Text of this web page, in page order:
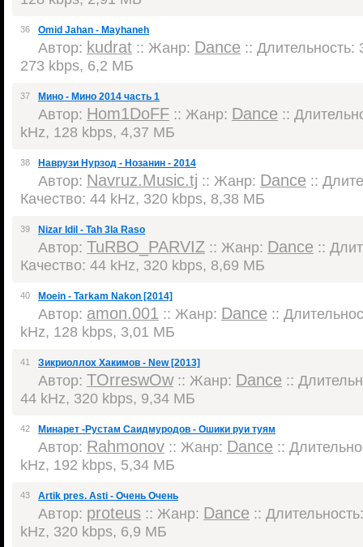
36 Omid Jahan - Mayhaneh
Автор: kudrat :: Жанр: Dance :: Длительность:
273 kbps, 6,2 МБ
37 Мино - Мино 2014 часть 1
Автор: Hom1DoFF :: Жанр: Dance ::
kHz, 128 kbps, 4,37 МБ
38 Наврузи Нурзод - Нозанин - 2014
Автор: Navruz.Music.tj :: Жанр: Dance ::
Качество: 44 kHz, 320 kbps, 8,38 МБ
39 Nizar Idil - Tah 3la Raso
Автор: TuRBO_PARVIZ :: Жанр: Dance ::
Качество: 44 kHz, 320 kbps, 8,69 МБ
40 Moein - Tarkam Nakon [2014]
Автор: amon.001 :: Жанр: Dance ::
kHz, 128 kbps, 3,01 МБ
41 Зикриоллох Хакимов - New [2013]
Автор: TOrreswOw:: Жанр: Dance ::
44 kHz, 320 kbps, 9,34 МБ
42 Минарет -Рустам Саидмуродов - Ошики руи туям
Автор: Rahmonov :: Жанр: Dance ::
kHz, 192 kbps, 5,34 МБ
43 Artik pres. Asti - Очень Очень
Автор: proteus :: Жанр: Dance ::
kHz, 320 kbps, 6,9 МБ